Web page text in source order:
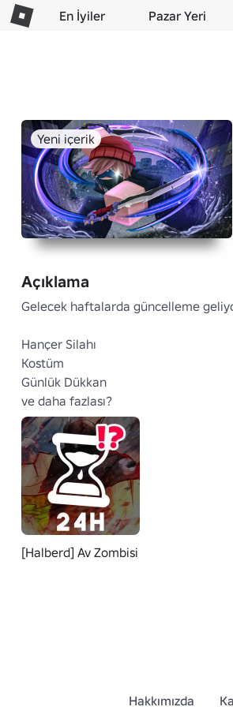
En İyiler Pazar Yeri
Yeni içerik
Açıklama
Gelecek haftalarda güncelleme
Hançer Silahı
Kostüm
Günlük Dükkan
ve daha fazlası?
[Halberd] Av Zombisi
Hakkımızda